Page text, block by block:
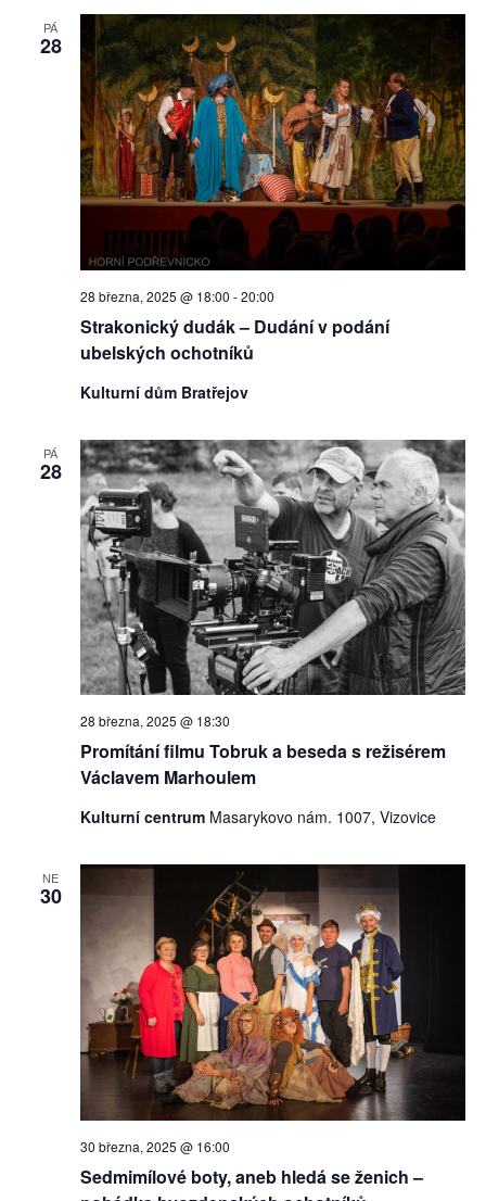
PÁ
28
Strakonický dudák – Dudání v podání
ubelských ochotníků
28 března, 2025 @ 18:00 -20:00
Kulturní dům Bratřejov
PÁ
28
Promítání filmu Tobruk a beseda s režisérem
Václavem Marhoulem
28 března, 2025 @ 18:30
Kulturní centrum Masarykovo nám. 1007, Vizovice
NE
30
Sedmimílové boty, aneb hledá se ženich –
30 března, 2025 @ 16:00